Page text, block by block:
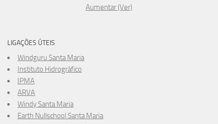
Aumentar (Ver)
LIGAÇÕES ÚTEIS
Windguru Santa Maria
Instituto Hidrográfico
IPMA
ARVA
Windy Santa Maria
Earth Nullschool Santa Maria